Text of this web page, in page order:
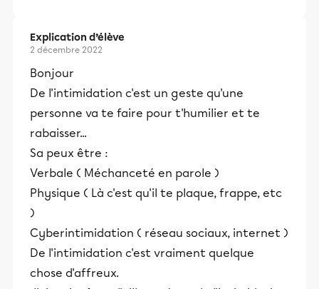
Explication d’élève
2 décembre 2022
Bonjour
De l'intimidation c'est un geste qu'une
personne va te faire pour t'humilier et te
rabaisser...
Sa peux être :
Verbale ( Méchanceté en parole )
Physique ( Là c'est qu'il te plaque, frappe, etc
)
Cyberintimidation ( réseau sociaux, internet )
De l'intimidation c'est vraiment quelque
chose d'affreux.